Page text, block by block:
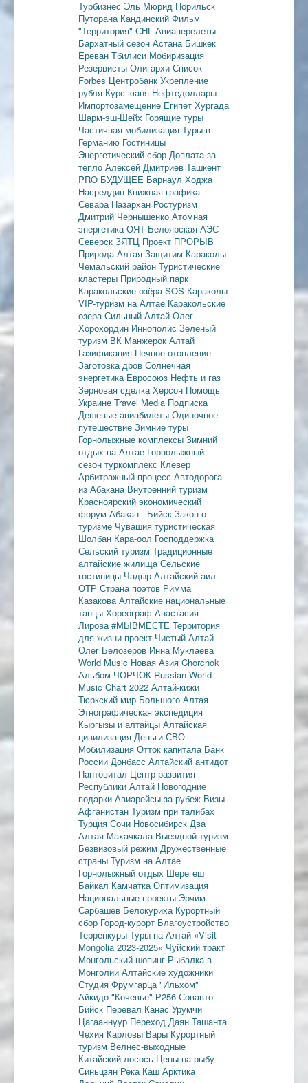
Турбизнес Эль Мюрид Норильск
Путорана Кандинский Фильм
"Территория" СНГ Авиаперелеты
Бархатный сезон Астана Бишкек
Ереван Тбилиси Мобиризация
Резервисты Олигархи Список
Forbes Центробанк Укрепление
рубля Курс юаня Нефтедоллары
Импортозамещение Египет Хургада
Шарм-эш-Шейх Горящие туры
Частичная мобилизация Туры в
Германию Гостиницы
Энергетический сбор Доплата за
тепло Алексей Дмитриев Ташкент
PRO БУДУЩЕЕ Барнаул Ходжа
Насреддин Книжная графика
Севара Назархан Ростуризм
Дмитрий Чернышенко Атомная
энергетикаОЯТ Белоярская АЭС
Северск ЗЯТЦ Проект ПРОРЫВ
Природа Алтая Защитим Караколы
Чемальский район Туристические
кластеры Природный парк
Каракольские озёраSOS Караколы
VIP-туризм на Алтае Каракольские
озераСильный Алтай Олег
Хорохордин Иннополис Зеленый
туризм ВК Манжерок Алтай
Газификация Печное отопление
Заготовка дров Солнечная
энергетика Евросоюз Нефть и газ
Зерновая сделкаХерсон Помощь
Украине Travel Media Подписка
Дешевые авиабилеты Одиночное
путешествие Зимние туры
Горнолыжные комплексы Зимний
отдых на Алтае Горнолыжный
сезон туркомплекс Клевер
Арбитражный процесс Автодорога
из Абакана Внутренний туризм
Красноярский экономический
форум Абакан - Бийск Закон о
туризме Чувашия туристическая
Шолбан Кара-оол Господдержка
Сельский туризм Традиционные
алтайские жилищаСельские
гостиницы Чадыр Алтайский аил
ОТР Страна поэтов Римма
КазаковаАлтайские национальные
танцы Хореограф Анастасия
Лирова#МЫВМЕСТЕ Территория
для жизни проект Чистый Алтай
Олег Белозеров Инна Муклаева
World Music Новая Азия Chorchok
Альбом ЧОРЧОК Russian World
Music Chart 2022 Алтай-кижи
Тюркский мир Большого Алтая
Этнографическая экспедиция
Кыргызы и алтайцы Алтайская
цивилизация Деньги СВО
Мобилизация Отток капитала Банк
России Донбасс Алтайский антидот
Пантовитал Центр развития
Республики Алтай Новогодние
подарки Авиарейсы за рубеж Визы
Афганистан Туризм при талибах
Турция Сочи Новосибирск Два
Алтая Махачкала Выездной туризм
Безвизовый режим Дружественные
страны Туризм на Алтае
Горнолыжный отдых Шерегеш
Байкал КамчаткаОптимизация
Национальные проекты Эрчим
Сарбашев Белокуриха Курортный
сбор Город-курорт Благоустройство
Терренкуры Туры на Алтай «Visit
Mongolia 2023-2025» Чуйский тракт
Монгольский шопинг Рыбалка в
Монголии Алтайские художники
Студия Фрумгарца"Ильхом"
Айкидо "Кочевье" Р256 Совавто-
Бийск Перевал Канас Урумчи
Цагааннуур Переход Даян Ташанта
Чехия Карловы Вары Курортный
туризм Велнес-выходные
Китайский лосось Цены на рыбу
Синьцзян Река Каш Арктика